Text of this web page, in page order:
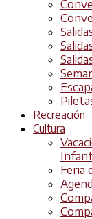
Recreación
Cultura
Feria